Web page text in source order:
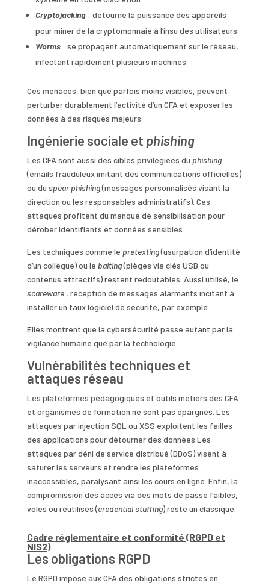
Cryptojacking : détourne la puissance des appareils
pour miner de la cryptomonnaie à l’insu des utilisateurs.
Worms : se propagent automatiquement sur le réseau,
infectant rapidement plusieurs machines.
Ces menaces, bien que parfois moins visibles, peuvent
perturber durablement l’activité d’un CFA et exposer les
données à des risques majeurs.
Ingénierie sociale et phishing
Les CFA sont aussi des cibles privilégiées du phishing
(emails frauduleux imitant des communications officielles)
ou du spear phishing(messages personnalisés visant la
direction ou les responsables administratifs). Ces
attaques profitent du manque de sensibilisation pour
dérober identifiants et données sensibles.
Les techniques comme le pretexting(usurpation d’identité
d’un collègue) ou le baiting(pièges via clés USB ou
contenus attractifs) restent redoutables. Aussi utilisé, le
scareware , réception de messages alarmants incitant à
installer un faux logiciel de sécurité, par exemple.
Elles montrent que la cybersécurité passe autant par la
vigilance humaine que par la technologie.
Vulnérabilités techniques et
attaques réseau
Les plateformes pédagogiques et outils métiers des CFA
et organismes de formation ne sont pas épargnés. Les
attaques par injection SQL ou XSS exploitent les failles
des applications pour détourner des données.Les
attaques par déni de service distribué (DDoS) visent à
saturer les serveurs et rendre les plateformes
inaccessibles, paralysant ainsi les cours en ligne. Enfin, la
compromission des accès via des mots de passe faibles,
volés ou réutilisés (credential stuffing) reste un classique.
Cadre réglementaire et conformité (RGPD et
NIS2)
Les obligations RGPD
Le RGPD impose aux CFA des obligations strictes en